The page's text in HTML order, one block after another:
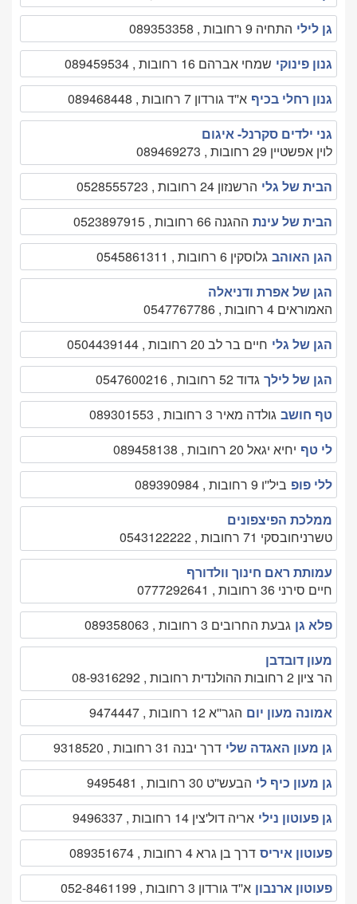
גן לילי התחיה 9 רחובות , 089353358
גנון פינוקי שמחי אברהם 16 רחובות , 089459534
גנון רחלי בכיף א''ד גורדון 7 רחובות , 089468448
גני ילדים סקרנל- איגום
לוין אפשטיין 29 רחובות , 089469273
הבית של גלי הרשנזון 24 רחובות , 0528555723
הבית של עינת ההגנה 66 רחובות , 0523897915
הגן האוהב גלוסקין 6 רחובות , 0545861311
הגן של אפרת ודניאלה
האמוראים 4 רחובות , 0547767786
הגן של גלי חיים בר לב 20 רחובות , 0504439144
הגן של לילך גדוד 52 רחובות , 0547600216
טף חושב גולדה מאיר 3 רחובות , 089301553
לי טף יחיא יגאל 20 רחובות , 089458138
ללי פופ ביל''ו 9 רחובות , 089390984
ממלכת הפיצפונים
טשרניחובסקי 71 רחובות , 0543122222
עמותת ראם חינוך וולדורף
חיים סירני 36 רחובות , 0777292641
פלא גן גבעת החרובים 3 רחובות , 089358063
מעון דובדבן
הר ציון 2 רחובות ההולנדית רחובות , 08-9316292
אמונה מעון יום הגר''א 12 רחובות , 9474447
גן מעון האגדה שלי דרך יבנה 31 רחובות , 9318520
גן מעון כיף לי הבעש''ט 30 רחובות , 9495481
גן פעוטון נילי אריה דול'צין 14 רחובות , 9496337
פעוטון איריס דרך בן גרא 4 רחובות , 089351674
פעוטון ארנבון א''ד גורדון 3 רחובות , 052-8461199